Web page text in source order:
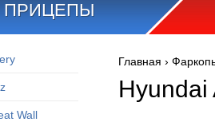
ПРИЦЕПЫ
Wall
Вы здесь
Главная ›
Hyundai